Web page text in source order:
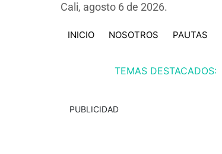
Cali, agosto 6 de 2026.
INICIO NOSOTROS PAUTAS
TEMAS DESTACADOS:
PUBLICIDAD